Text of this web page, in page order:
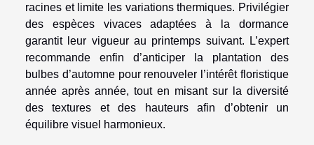
racines et limite les variations thermiques. Privilégier
des espèces vivaces adaptées à la dormance
garantit leur vigueur au printemps suivant. L’expert
recommande enfin d’anticiper la plantation des
bulbes d’automne pour renouveler l’intérêt floristique
année après année, tout en misant sur la diversité
des textures et des hauteurs afin d’obtenir un
équilibre visuel harmonieux.